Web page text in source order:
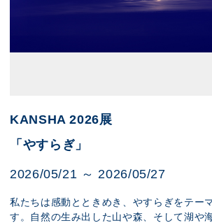
KANSHA 2026展
「やすらぎ」
2026/05/21 ～ 2026/05/27
私たちは感動とときめき、やすらぎをテー
す。自然の生み出した山や森、そして湖や